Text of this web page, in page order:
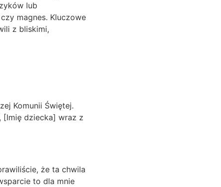
lub
magnes. Kluczowe
z bliskimi,
Komunii Świętej.
[Imię dziecka] wraz z
że ta chwila
to dla mnie